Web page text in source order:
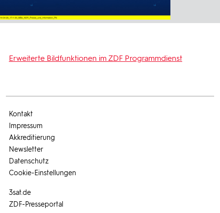
Erweiterte Bildfunktionen im ZDF Programmdienst
3sat.de
ZDF-Presseportal
Kontakt
Impressum
Akkreditierung
Newsletter
Datenschutz
Cookie-Einstellungen